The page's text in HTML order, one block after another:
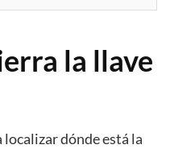
la llave
localizar dónde está la